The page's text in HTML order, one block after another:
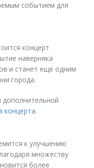
событием для
концерт
наверняка
и станет ещё одним
города.
дополнительной
концерта.
к улучшению
множеству
более